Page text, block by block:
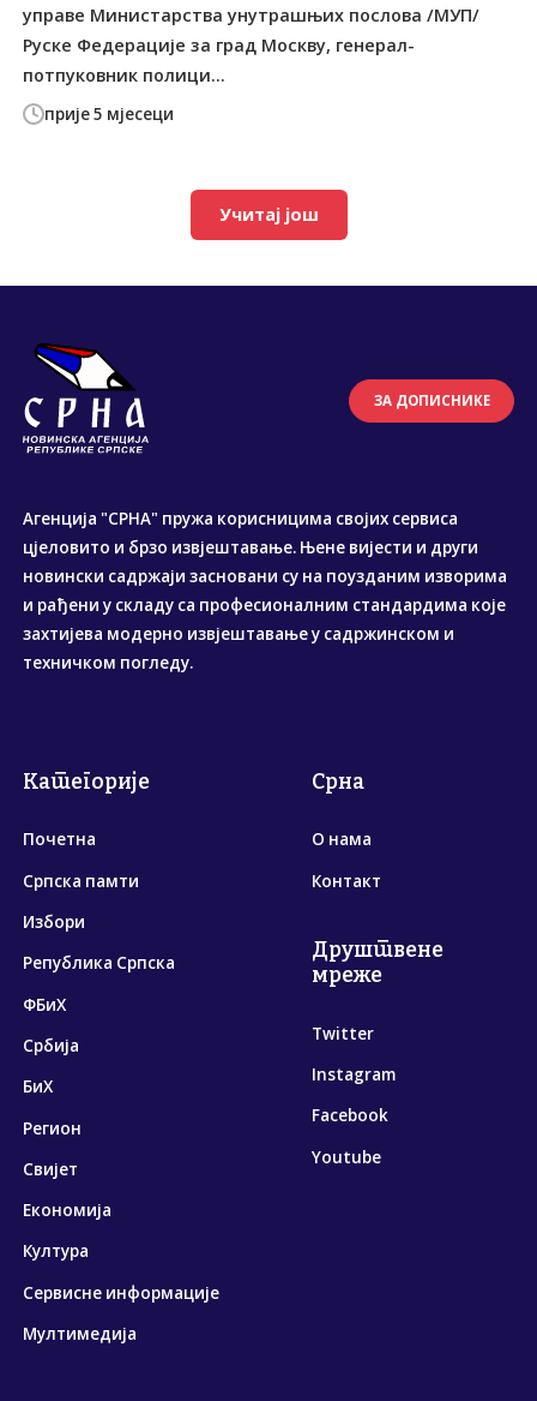
прије 5 мјесеци
управе Министарства унутрашњих послова /МУП/
Руске Федерације за град Москву, генерал-
потпуковник полици...
Учитај још
ЗА ДОПИСНИКЕ
Агенција "СРНА" пружа корисницима својих сервиса
цјеловито и брзо извјештавање. Њене вијести и други
новински садржаји засновани су на поузданим изворима
и рађени у складу са професионалним стандардима које
захтијева модерно извјештавање у садржинском и
техничком погледу.
Категорије
Почетна
Српска памти
Избори
Република Српска
ФБиХ
Србија
БиХ
Регион
Свијет
Економија
Култура
Сервисне информације
Мултимедија
Срна
О нама
Контакт
Друштвене
мреже
Twitter
Instagram
Facebook
Youtube